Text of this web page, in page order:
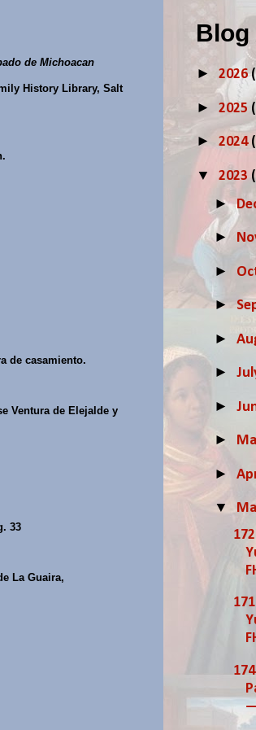
de Michoacan
History Library, Salt
de casamiento.
Ventura de Elejalde y
33
La Guaira,
► 2026
► 2025
► 2024
▼ 2023
►
►
►
►
►
►
►
►
►
▼
—